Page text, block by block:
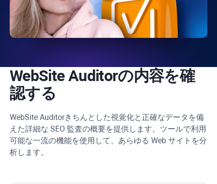
WebSite Auditorの内容を確
認する
WebSite Auditorきちんとした視覚化と正確なデータを備
えた詳細な SEO 監査の概要を提供します。ツールで利用
可能な一流の機能を使用して、あらゆる Web サイトを分
析します。